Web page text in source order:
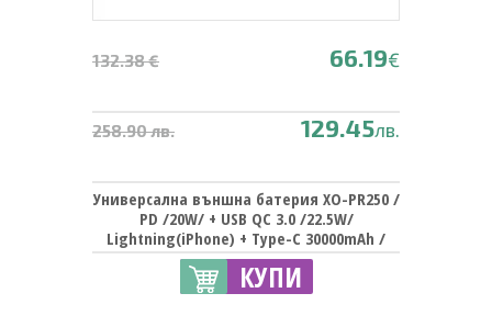
132.38 € 66.19€
258.90 лв. 129.45лв.
Универсална външна батерия XO-PR250 /
PD /20W/ + USB QC 3.0 /22.5W/
Lightning(iPhone) + Type-C 30000mAh /
Universal Power Bank XO-PR250 / PD /20W/
+ USB QC 3.0 /22.5W/ Lightning(iPhone) +
Type-C 30000mAh - черна
КУПИ